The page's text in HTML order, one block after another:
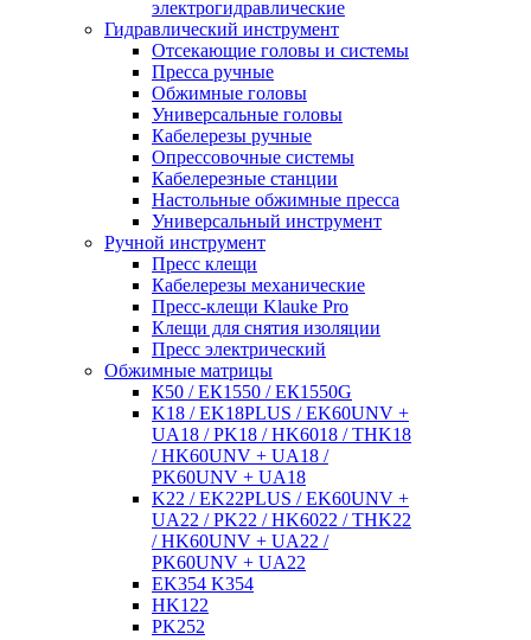
электрогидравлические
Гидравлический инструмент
Отсекающие головы и системы
Пресса ручные
Обжимные головы
Универсальные головы
Кабелерезы ручные
Опрессовочные системы
Кабелерезные станции
Настольные обжимные пресса
Универсальный инструмент
Ручной инструмент
Пресс клещи
Кабелерезы механические
Пресс-клещи Klauke Pro
Клещи для снятия изоляции
Пресс электрический
Обжимные матрицы
К50 / ЕК1550 / ЕК1550G
K18 / EK18PLUS / EK60UNV +
UA18 / PK18 / HK6018 / THK18
/ HK60UNV + UA18 /
PK60UNV + UA18
K22 / EK22PLUS / EK60UNV +
UA22 / PK22 / HK6022 / THK22
/ HK60UNV + UA22 /
PK60UNV + UA22
EK354 K354
HK122
PK252